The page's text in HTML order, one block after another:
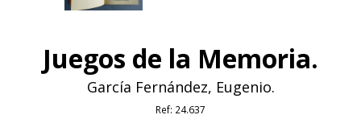
Juegos de la Memoria.
García Fernández, Eugenio.
Ref: 24.637